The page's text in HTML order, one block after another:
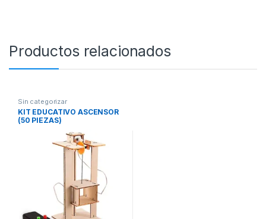
Productos relacionados
Sin categorizar
KIT EDUCATIVO ASCENSOR
(50 PIEZAS)